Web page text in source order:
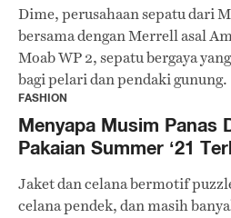
Dime, perusahaan sepatu dari
bersama dengan Merrell asal
Moab WP 2, sepatu bergaya
bagi pelari dan pendaki gunung.
FASHION
Menyapa Musim Panas
Pakaian Summer ‘21
Jaket dan celana bermotif
celana pendek, dan masih